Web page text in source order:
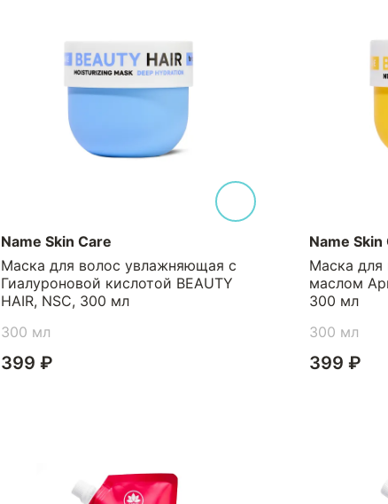
Name Skin Care
Маска для волос увлажняющая с
Гиалуроновой кислотой BEAUTY
HAIR, NSC, 300 мл
300 мл
399 ₽
Name Skin
Маска для
маслом
300 мл
300 мл
399 ₽